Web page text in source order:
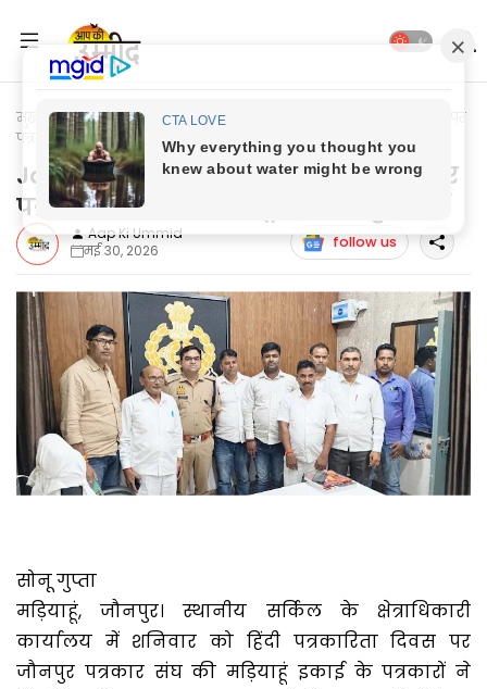
मुख्यपृष्ठ Jaunpur News
Jaunpur News: हिन्दी पत्रकारिता दिवस पर
पत्रकारों व प्रशासन की भूमिका पर हुई चर्चा
Jaunpur News: हिन्दी पत्रकारिता दिवस पर
पत्रकारों व प्रशासन की भूमिका पर हुई चर्चा
Aap Ki Ummid
मई 30, 2026
follow us
सोनू गुप्ता
मड़ियाहूं, जौनपुर। स्थानीय सर्किल के क्षेत्राधिकारी
कार्यालय में शनिवार को हिंदी पत्रकारिता दिवस पर
जौनपुर पत्रकार संघ की मड़ियाहूं इकाई के पत्रकारों ने